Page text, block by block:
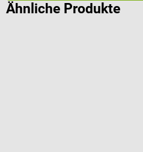
Ähnliche Produkte